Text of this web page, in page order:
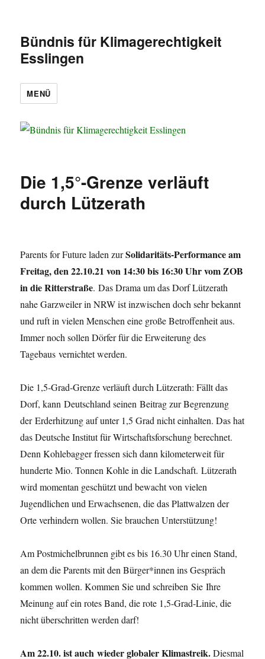
Bündnis für Klimagerechtigkeit
Esslingen
MENÜ
Die 1,5°-Grenze verläuft
durch Lützerath
Parents for Future laden zurSolidaritäts-Performance am
Freitag, den 22.10.21 von 14:30 bis 16:30 Uhr vom ZOB
in die Ritterstraße. Das Drama um das Dorf Lützerath
nahe Garzweiler in NRW ist inzwischen doch sehr bekannt
und ruft in vielen Menschen eine große Betroffenheit aus.
Immer noch sollen Dörfer für die Erweiterung des
Tagebaus vernichtet werden.
Die 1,5-Grad-Grenze verläuft durch Lützerath: Fällt das
Dorf, kann Deutschland seinen Beitrag zur Begrenzung
der Erderhitzung auf unter 1,5 Grad nicht einhalten. Das hat
das Deutsche Institut für Wirtschaftsforschung berechnet.
Denn Kohlebagger fressen sich dann kilometerweit für
hunderte Mio. Tonnen Kohle in die Landschaft. Lützerath
wird momentan geschützt und bewacht von vielen
Jugendlichen und Erwachsenen, die das Plattwalzen der
Orte verhindern wollen. Sie brauchen Unterstützung!
Am Postmichelbrunnen gibt es bis 16.30 Uhr einen Stand,
an dem die Parents mit den Bürger*innen ins Gespräch
kommen wollen. Kommen Sie und schreiben Sie Ihre
Meinung auf ein rotes Band, die rote 1,5-Grad-Linie, die
nicht überschritten werden darf!
Am 22.10. ist auch wieder globaler Klimastreik.Diesmal